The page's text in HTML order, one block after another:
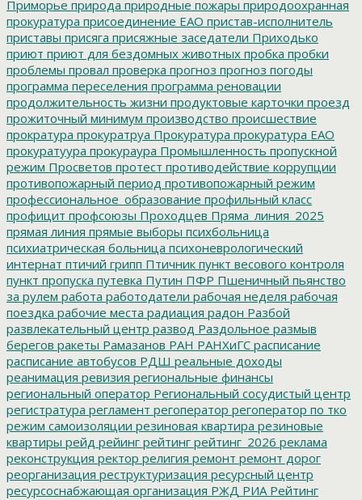
Приморье природа природные пожары природоохранная
прокуратура присоединение ЕАО пристав-исполнитель
приставы присяга присяжные заседатели Приходько
приют приют для бездомных животных пробка пробки
проблемы провал проверка прогноз прогноз погоды
программа переселения программа реновации
продолжительность жизни продуктовые карточки проезд
прожиточный минимум производство происшествие
прократура прокуратруа Прокуратура прокуратура ЕАО
прокуратуура прокураура Промышленность пропускной
режим Просветов протест противодействие коррупции
противопожарный период противопожарный режим
профессиональное_образование профильный класс
профицит профсоюзы Проходцев Пряма_линия_2025
прямая линия прямые выборы психбольница
психиатрическая больница психоневрологический
интернат птичий грипп Птичник пункт весового контроля
пункт пропуска путевка Путин ПФР Пшеничный пьянство
за рулем работа работодатели рабочая неделя рабочая
поездка рабочие места радиация радон Разбой
развлекательный центр развод Раздольное размыв
берегов ракеты Рамазанов РАН РАНХиГС расписание
расписание автобусов РДШ реальные доходы
реанимация ревизия региональные финансы
региональный оператор Региональный сосудистый центр
регистратура регламент регоператор регоператор по тко
режим самоизоляции резиновая квартира резиновые
квартиры рейд рейинг рейтинг рейтинг_2026 реклама
реконструкция ректор религия ремонт ремонт дорог
реорганизация реструктуризация ресурсный центр
ресурсоснабжающая организация РЖД РИА Рейтинг